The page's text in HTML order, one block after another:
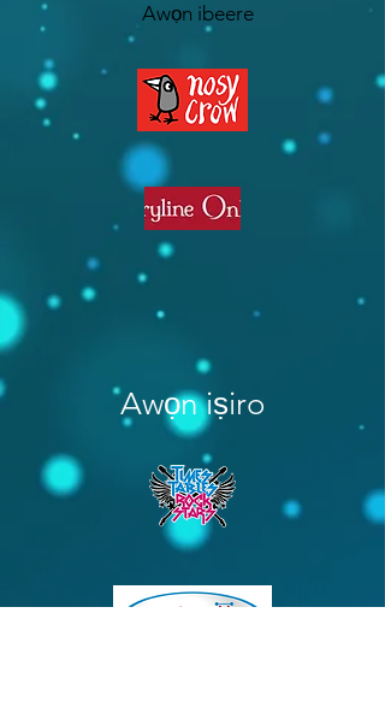
Awọn ibeere
Awọn iṣiro